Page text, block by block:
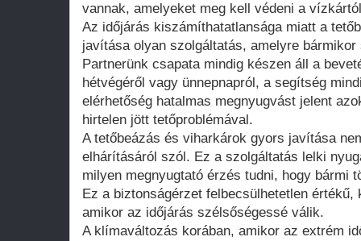
vannak, amelyeket meg kell védeni a
Az időjárás kiszámíthatatlansága miatt a
javítása olyan szolgáltatás, amelyre
Partnerünk csapata mindig készen áll a
hétvégéről vagy ünnepnapról, a segítség
elérhetőség hatalmas megnyugvást jelent
hirtelen jött tetőproblémával.
A tetőbeázás és viharkárok gyors javítása
elhárításáról szól. Ez a szolgáltatás lelki
milyen megnyugtató érzés tudni, hogy bármi
Ez a biztonságérzet felbecsülhetetlen értékű,
amikor az időjárás szélsőségessé válik.
A klímaváltozás korában, amikor az extrém